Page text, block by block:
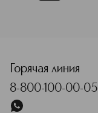
Горячая линия
8-800-100-00-05